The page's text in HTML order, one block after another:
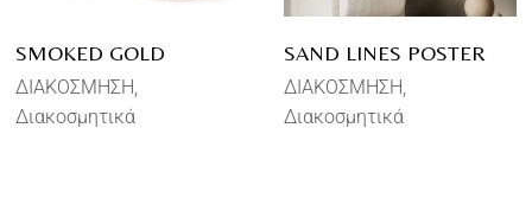
SMOKED GOLD
ΔΙΑΚΟΣΜΗΣΗ
Διακοσμητικά
SAND LINES POSTER
ΔΙΑΚΟΣΜΗΣΗ
Διακοσμητικά